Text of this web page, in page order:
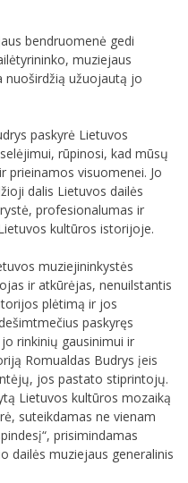
bendruomenė gedi
muziejaus
nuoširdžią užuojautą jo
paskyrė Lietuvos
rūpinosi, kad mūsų
prieinamos visuomenei. Jo
dalis Lietuvos dailės
profesionalumas ir
kultūros istorijoje.
muziejininkystės
ir atkūrėjas, nenuilstantis
plėtimą ir jos
paskyręs
rinkinių gausinimui ir
Romualdas Budrys įeis
jos pastato stiprintojų.
Lietuvos kultūros mozaiką
suteikdamas ne vienam
prisimindamas
dailės muziejaus generalinis